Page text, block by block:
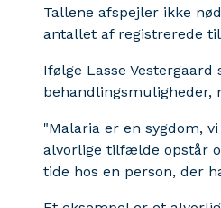
Tallene afspejler ikke
antallet af registrerede
Ifølge Lasse
behandlingsmuligheder,
"Malaria er en sygdom,
alvorlige tilfælde opstår
tide hos en person, der